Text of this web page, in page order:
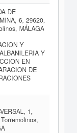
DE
6, 29620,
MÁLAGA
Y
Y
EN
DE
1,